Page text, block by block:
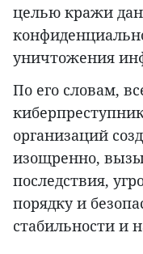
целью кражи
уничтожения
По его словам,
организаций
изощренно,
последствия,
порядку и
стабильности и